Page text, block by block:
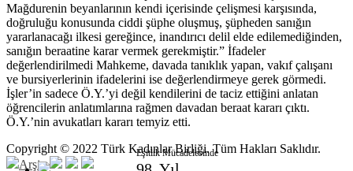
Eşitlik Mücadelesinde
Mağdurenin beyanlarının kendi içerisinde çelişmesi karşısında,
doğruluğu konusunda ciddi şüphe oluşmuş, şüpheden sanığın
yararlanacağı ilkesi gereğince, inandırıcı delil elde edilemediğinden,
sanığın beraatine karar vermek gerekmiştir.” İfadeler
değerlendirilmedi Mahkeme, davada tanıklık yapan, vakıf çalışanı
ve bursiyerlerinin ifadelerini ise değerlendirmeye gerek görmedi.
İşler’in sadece Ö.Y.’yi değil kendilerini de taciz ettiğini anlatan
öğrencilerin anlatımlarına rağmen davadan beraat kararı çıktı.
Ö.Y.’nin avukatları kararı temyiz etti.
Copyright © 2022 Türk Kadınlar Birliği. Tüm Hakları Saklıdır.
Arşiv